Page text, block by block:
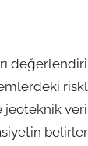
jeoteknik